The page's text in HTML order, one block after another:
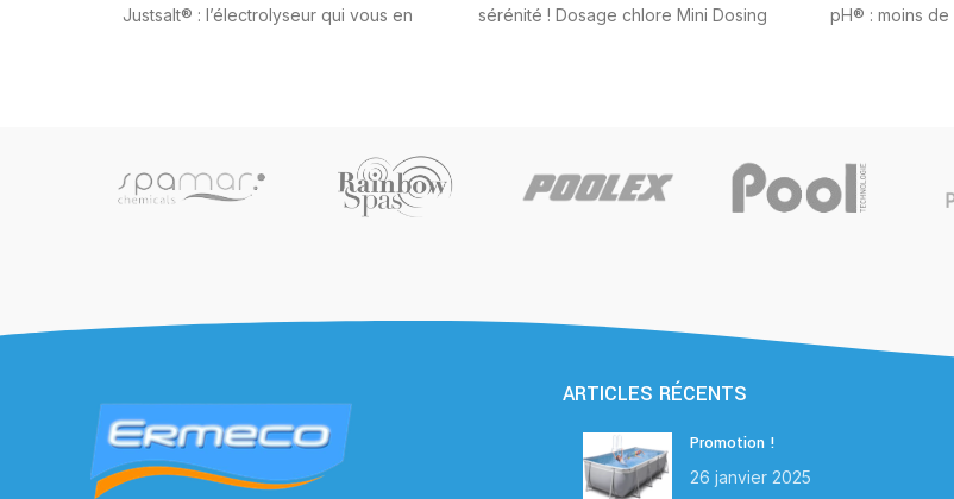
Justsalt® : l’électrolyseur qui vous en
sérénité ! Dosage chlore Mini Dosing
pH® : moins de
ARTICLES RÉCENTS
Promotion !
26 janvier 2025